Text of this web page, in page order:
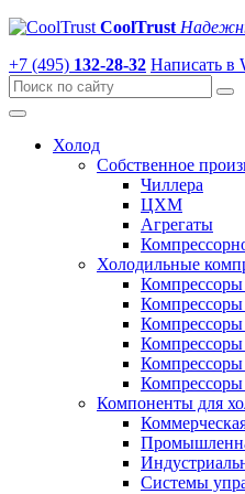
CoolTrust
+7 (495) 132-28-32 Написать в
Холод
Собственное
Чиллера
ЦХМ
Агрегаты
Холодильные
Компрессоры
Компрессоры
Компоненты для
Системы